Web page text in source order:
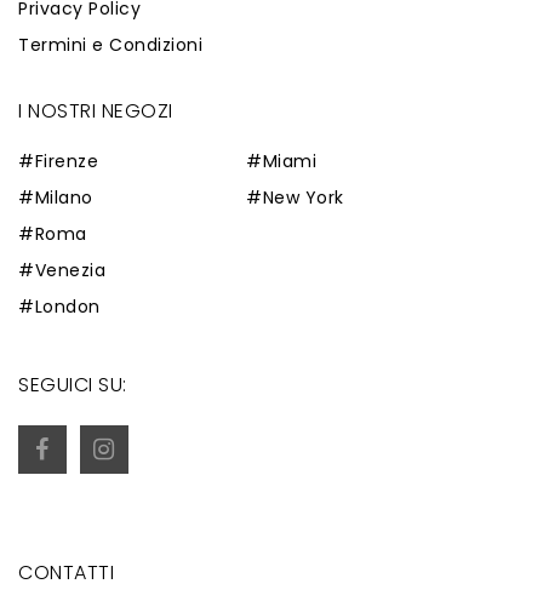
Privacy Policy
Termini e Condizioni
I NOSTRI NEGOZI
#Firenze
#Milano
#Roma
#Venezia
#London
#Miami
#New York
SEGUICI SU:
CONTATTI